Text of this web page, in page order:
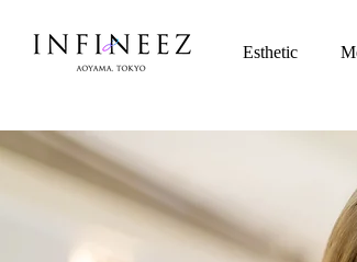
Esthetic